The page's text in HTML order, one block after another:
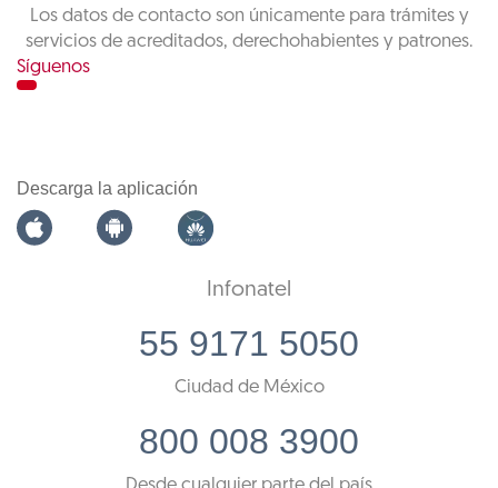
Los datos de contacto son únicamente para trámites y
servicios de acreditados, derechohabientes y patrones.
Síguenos
Descarga la aplicación
Infonatel
55 9171 5050
Ciudad de México
800 008 3900